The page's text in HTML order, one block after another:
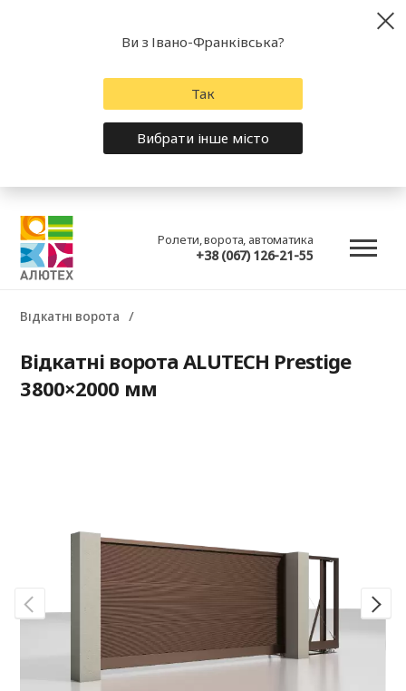
Ролети, ворота, автоматика
+38 (067) 126-21-55
Відкатні ворота
Відкатні ворота ALUTECH Prestige
3800×2000 мм
Ви з Івано-Франківська?
Так
Вибрати інше місто